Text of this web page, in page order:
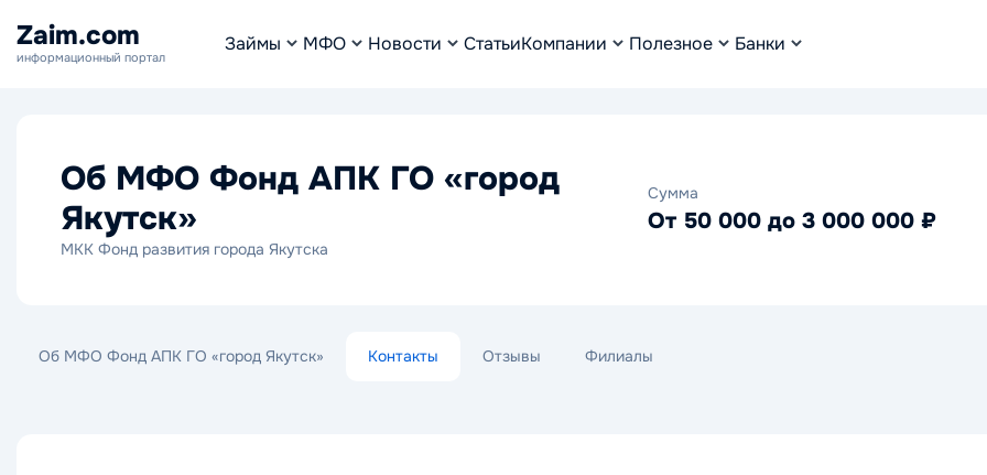
Zaim.com
информационный портал
Займы МФО Новости СтатьиКомпании Полезное Банки
Об МФО Фонд АПК ГО «город
Якутск»
МКК Фонд развития города Якутска
Сумма
От 50 000 до 3 000 000 ₽
Об МФО Фонд АПК ГО «город Якутск» Контакты Отзывы Филиалы